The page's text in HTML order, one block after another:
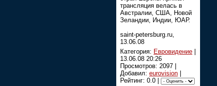
трансляция велась в
Австралии, США, Новой
Зеландии, Индии, ЮAР.
saint-petersburg.ru,
13.06.08
Категория: Евровидение
13.06.08 20:26
Просмотров: 2097 |
Добавил: eurovision
Рейтинг: 0.0 |